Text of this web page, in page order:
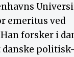
emeritus ved
forsker i
politisk-